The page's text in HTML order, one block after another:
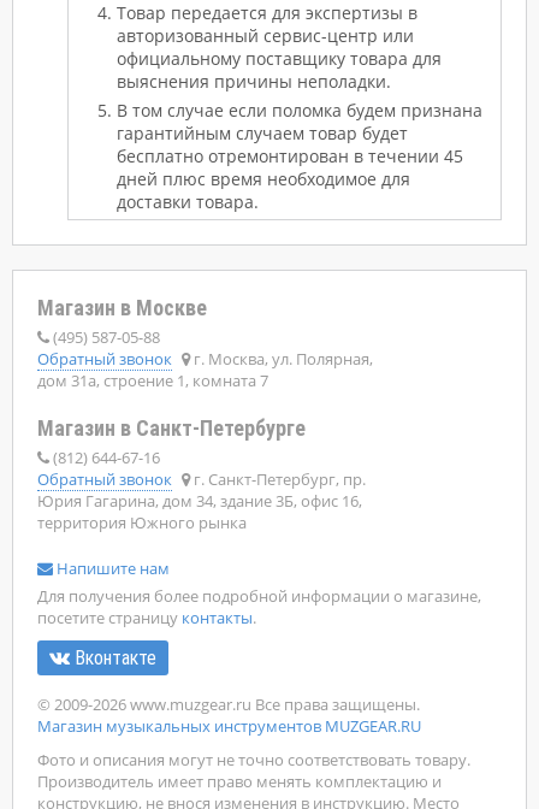
Товар передается для экспертизы в
авторизованный сервис-центр или
официальному поставщику товара для
выяснения причины неполадки.
В том случае если поломка будем признана
гарантийным случаем товар будет
бесплатно отремонтирован в течении 45
дней плюс время необходимое для
доставки товара.
Магазин в Москве
(495) 587-05-88
Обратный звонок
г. Москва, ул. Полярная,
дом 31а, строение 1, комната 7
Магазин в Санкт-Петербурге
(812) 644-67-16
Обратный звонок
г. Санкт-Петербург, пр.
Юрия Гагарина, дом 34, здание 3Б, офис 16,
территория Южного рынка
Напишите нам
Для получения более подробной информации о магазине,
посетите страницу контакты.
Вконтакте
© 2009-2026 www.muzgear.ru Все права защищены.
Магазин музыкальных инструментов MUZGEAR.RU
Фото и описания могут не точно соответствовать товару.
Производитель имеет право менять комплектацию и
конструкцию, не внося изменения в инструкцию. Место